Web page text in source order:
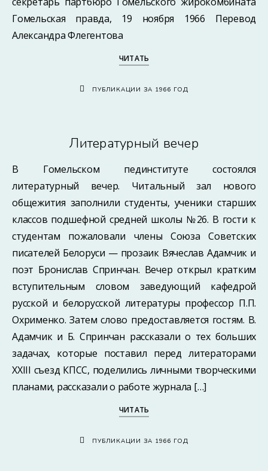
Гомельская правда, 19 ноября 1966 Перевод
Александра Флегентова
ЧИТАТЬ
ПУБЛИКАЦИИ ЗА 1966 ГОД
Литературный вечер
В Гомельском пединституте состоялся
литературный вечер. Читальный зал нового
общежития заполнили студенты, ученики старших
классов подшефной средней школы №26. В гости к
студентам пожаловали члены Союза Советских
писателей Белоруси — прозаик Вячеслав Адамчик и
поэт Бронислав Спринчан. Вечер открыл кратким
вступительным словом заведующий кафедрой
русской и белорусской литературы профессор П.П.
Охрименко. Затем слово предоставляется гостям. В.
Адамчик и Б. Спринчан рассказали о тех больших
задачах, которые поставил перед литераторами
XXIII съезд КПСС, поделились личными творческими
планами, рассказали о работе журнала […]
ЧИТАТЬ
ПУБЛИКАЦИИ ЗА 1966 ГОД